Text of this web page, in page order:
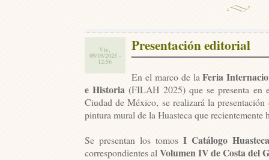
Vie,
09/19/2025 -
12:56
Presentación editorial
En el marco de laFeria
e Historia (FILAH 2025) que se presenta en
Ciudad de México, se realizará la
pintura mural de la Huasteca que recientemente
Se presentan los tomosI Catálogo
correspondientes al Volumen IV de Costa del